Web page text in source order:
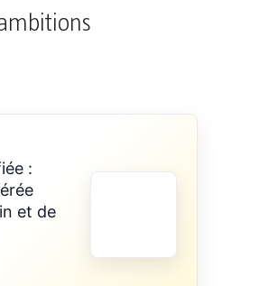
:
et de